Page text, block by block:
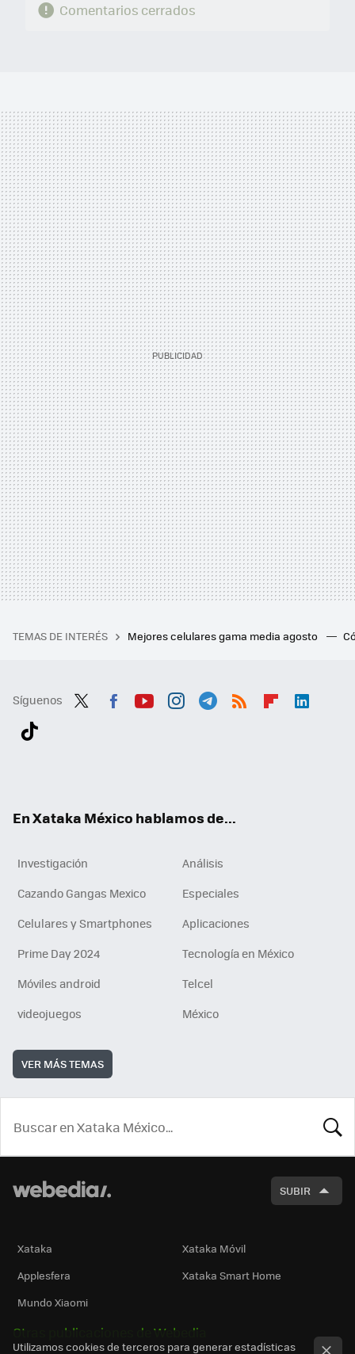
Comentarios cerrados
TEMAS DE INTERÉS Mejores celulares gama media agosto
Síguenos
En Xataka México hablamos de...
Investigación
Análisis
Cazando Gangas Mexico
Especiales
Celulares y Smartphones
Aplicaciones
Prime Day 2024
Tecnología en México
Móviles android
Telcel
videojuegos
México
VER MÁS TEMAS
SUBIR
Xataka
Xataka Móvil
Applesfera
Xataka Smart Home
Mundo Xiaomi
Otras publicaciones de Webedia
Utilizamos cookies de terceros para generar estadísticas